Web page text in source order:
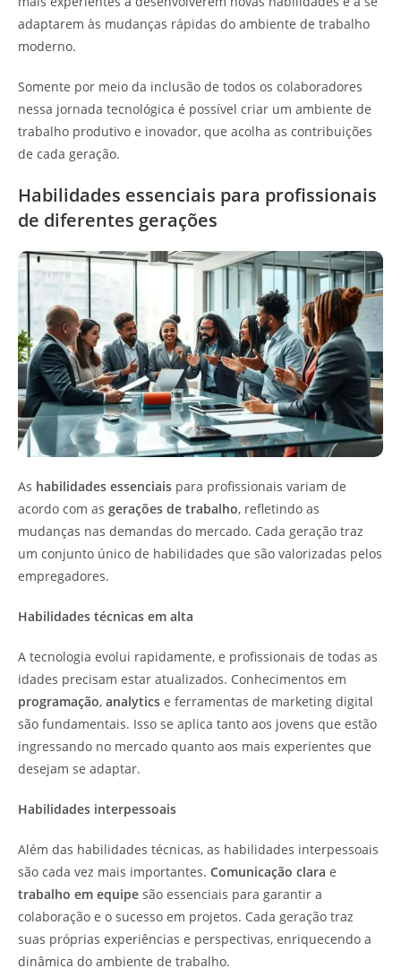
adaptarem às mudanças rápidas do ambiente de trabalho
moderno.
Somente por meio da inclusão de todos os colaboradores
nessa jornada tecnológica é possível criar um ambiente de
trabalho produtivo e inovador, que acolha as contribuições
de cada geração.
Habilidades essenciais para profissionais
de diferentes gerações
As habilidades essenciais para profissionais variam de
acordo com as gerações de trabalho, refletindo as
mudanças nas demandas do mercado. Cada geração traz
um conjunto único de habilidades que são valorizadas pelos
empregadores.
Habilidades técnicas em alta
A tecnologia evolui rapidamente, e profissionais de todas as
idades precisam estar atualizados. Conhecimentos em
programação, analytics e ferramentas de marketing digital
são fundamentais. Isso se aplica tanto aos jovens que estão
ingressando no mercado quanto aos mais experientes que
desejam se adaptar.
Habilidades interpessoais
Além das habilidades técnicas, as habilidades interpessoais
são cada vez mais importantes. Comunicação clara e
trabalho em equipe são essenciais para garantir a
colaboração e o sucesso em projetos. Cada geração traz
suas próprias experiências e perspectivas, enriquecendo a
dinâmica do ambiente de trabalho.